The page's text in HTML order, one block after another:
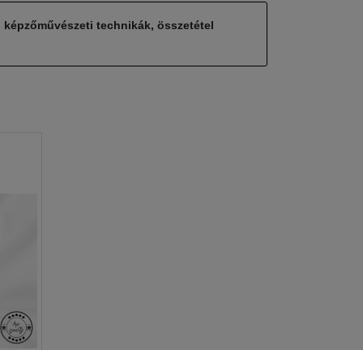
képzőművészeti technikák, összetétel